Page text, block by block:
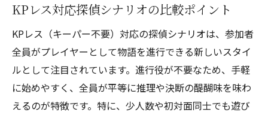
KPレス対応探偵シナリオの比較ポイント
KPレス（キーパー不要）対応の探偵シナリオは、参加者
全員がプレイヤーとして物語を進行できる新しいスタイ
ルとして注目されています。進行役が不要なため、手軽
に始めやすく、全員が平等に推理や決断の醍醐味を味わ
えるのが特徴です。特に、少人数や初対面同士でも遊び